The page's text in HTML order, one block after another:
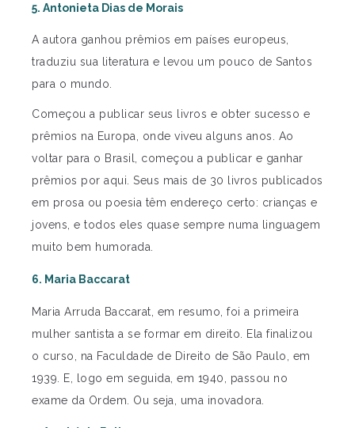
5. Antonieta Dias de Morais
A autora ganhou prêmios em países europeus,
traduziu sua literatura e levou um pouco de Santos
para o mundo.
Começou a publicar seus livros e obter sucesso e
prêmios na Europa, onde viveu alguns anos. Ao
voltar para o Brasil, começou a publicar e ganhar
prêmios por aqui. Seus mais de 30 livros publicados
em prosa ou poesia têm endereço certo: crianças e
jovens, e todos eles quase sempre numa linguagem
muito bem humorada.
6. Maria Baccarat
Maria Arruda Baccarat, em resumo, foi a primeira
mulher santista a se formar em direito. Ela finalizou
o curso, na Faculdade de Direito de São Paulo, em
1939. E, logo em seguida, em 1940, passou no
exame da Ordem. Ou seja, uma inovadora.